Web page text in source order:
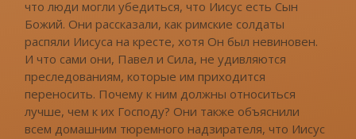
что люди могли убедиться, что Иисус есть Сын
Божий. Они рассказали, как римские солдаты
распяли Иисуса на кресте, хотя Он был невиновен.
И что сами они, Павел и Сила, не удивляются
преследованиям, которые им приходится
переносить. Почему к ним должны относиться
лучше, чем к их Господу? Они также объяснили
всем домашним тюремного надзирателя, что Иисус